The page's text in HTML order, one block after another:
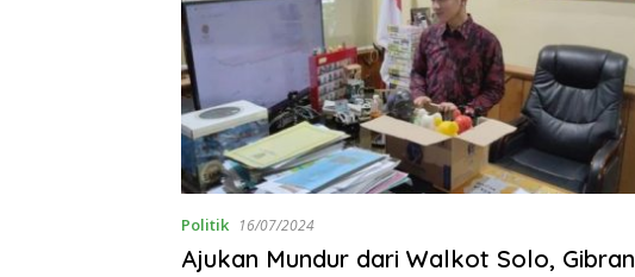
Politik 16/07/2024
Ajukan Mundur dari Walkot Solo, Gibran